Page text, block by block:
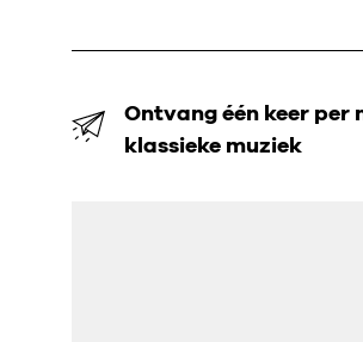
Ontvang één keer per
klassieke muziek